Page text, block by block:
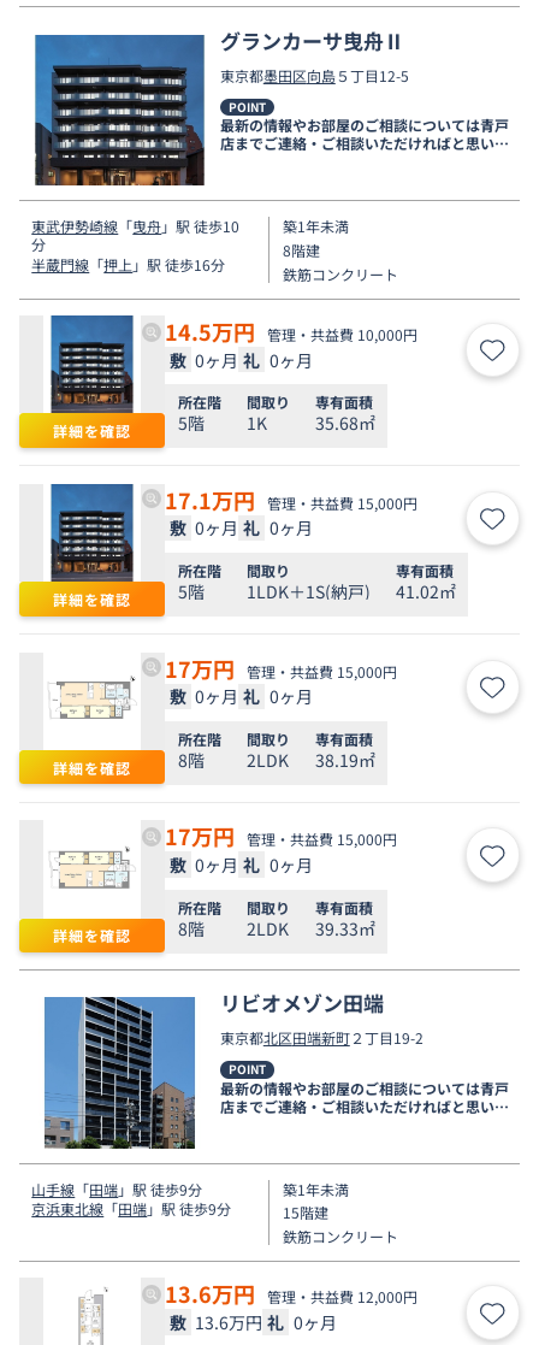
グランカーサ曳舟Ⅱ
東京都墨田区向島５丁目12-5
POINT
最新の情報やお部屋のご相談については青戸
店までご連絡・ご相談いただければと思いま
東武伊勢崎線 「曳舟」駅 徒歩10
分
半蔵門線 「押上 」駅 徒歩16分
築1年未満
8階建
鉄筋コンクリート
詳細を確認
14.5万円 管理・共益費 10,000円
敷 0ヶ月 礼 0ヶ月 お気
所在階
5階
間取り
1K
専有面積
35.68㎡
詳細を確認
17.1万円 管理・共益費 15,000円
敷 0ヶ月 礼 0ヶ月 お気
所在階
5階
間取り
1LDK＋1S(納戸)
専有面積
41.02㎡
詳細を確認
17万円 管理・共益費 15,000円
敷 0ヶ月 礼 0ヶ月 お気
所在階
8階
間取り
2LDK
専有面積
38.19㎡
詳細を確認
17万円 管理・共益費 15,000円
敷 0ヶ月 礼 0ヶ月 お気
所在階
8階
間取り
2LDK
専有面積
39.33㎡
リビオメゾン田端
東京都北区田端新町２丁目19-2
POINT
最新の情報やお部屋のご相談については青戸
店までご連絡・ご相談いただければと思いま
山手線 「田端」駅 徒歩9分
京浜東北線 「田端」駅 徒歩9分
築1年未満
15階建
鉄筋コンクリート
13.6万円 管理・共益費 12,000円
敷 13.6万円 礼 0ヶ月 お気